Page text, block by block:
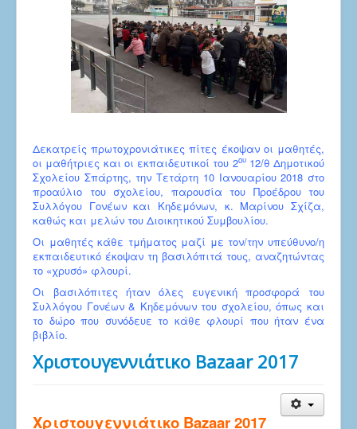
Δεκατρείς πρωτοχρονιάτικες πίτες έκοψαν οι μαθητές,
οι μαθήτριες και οι εκπαιδευτικοί του 2ου12/θ Δημοτικού
Σχολείου Σπάρτης, την Τετάρτη 10 Ιανουαρίου 2018 στο
προαύλιο του σχολείου, παρουσία του Προέδρου του
Συλλόγου Γονέων και Κηδεμόνων, κ. Μαρίνου Σχίζα,
καθώς και μελών του Διοικητικού Συμβουλίου.
Οι μαθητές κάθε τμήματος μαζί με τον/την υπεύθυνο/η
εκπαιδευτικό έκοψαν τη βασιλόπιτά τους, αναζητώντας
το «χρυσό» φλουρί.
Οι βασιλόπιτες ήταν όλες ευγενική προσφορά του
Συλλόγου Γονέων & Κηδεμόνων του σχολείου, όπως και
το δώρο που συνόδευε το κάθε φλουρί που ήταν ένα
βιβλίο.
Χριστουγεννιάτικο Bazaar 2017
Χριστουγεννιάτικο Bazaar 2017